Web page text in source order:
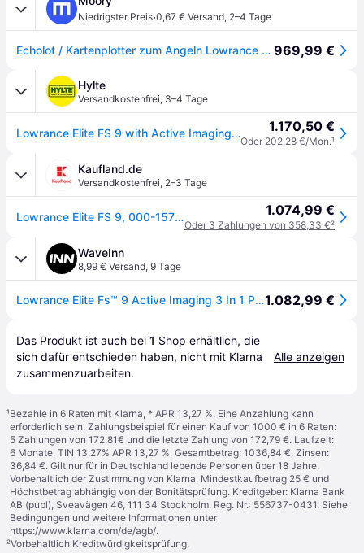
Niedrigster Preis·0,67 € Versand, 2–4 Tage
Echolot / Kartenplotter zum Angeln Lowrance Elite FS, 9" | ohne Geber 969,99 €
Hylte
Versandkostenfrei, 3–4 Tage
Lowrance Elite FS 9 with Active Imaging 3-in-1 1.170,50 €
Oder 202,28 €/Mon.¹
Kaufland.de
Versandkostenfrei, 2–3 Tage
Lowrance Elite FS 9, 000-15706-001, Fischfinder & Navigationssystem, 9" Display, Touchscreen, ohne Geber, Netzwerkfähig, GPS 1.074,99 €
Oder 3 Zahlungen von 358,33 €²
WaveInn
8,99 € Versand, 9 Tage
Lowrance Elite Fs™ 9 Active Imaging 3 In 1 Plotter With Transducer Schwarz1.082,99 €
Das Produkt ist auch bei 1 Shop erhältlich, die
sich dafür entschieden haben, nicht mit Klarna
zusammenzuarbeiten.
Alle anzeigen
¹Bezahle in 6 Raten mit Klarna, * APR 13,27 %. Eine Anzahlung kann
erforderlich sein. Zahlungsbeispiel für einen Kauf von 1000 € in 6 Raten:
5 Zahlungen von 172,81€ und die letzte Zahlung von 172,79 €. Laufzeit:
6 Monate. TIN 13,27% APR 13,27 %. Gesamtbetrag: 1036,84 €. Zinsen:
36,84 €. Gilt nur für in Deutschland lebende Personen über 18 Jahre.
Vorbehaltlich der Zustimmung von Klarna. Mindestkaufbetrag 25 € und
Höchstbetrag abhängig von der Bonitätsprüfung. Kreditgeber: Klarna Bank
AB (publ), Sveavägen 46, 111 34 Stockholm, Reg. Nr.: 556737-0431. Siehe
Bedingungen und weitere Informationen unter
https://www.klarna.com/de/agb/.
²Vorbehaltlich Kreditwürdigkeitsprüfung.